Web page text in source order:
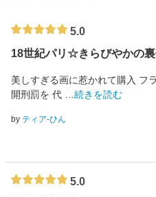
5.0
18世紀パリ☆きらびやかの裏
美しすぎる画に惹かれて購入 フ
開刑罰を 代 …続きを読む
by ティア-ひん
5.0